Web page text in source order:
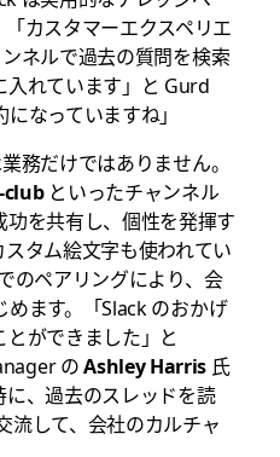
カスタマーエクスペリエ
ネルで過去の質問を検索
入れています」と Gurd
なっていますね」
務だけではありません。
clubといったチャンネル
を共有し、個性を発揮す
タム絵文字も使われてい
のペアリングにより、会
ます。「Slack のおかげ
ができました」と
のAshley Harris 氏
、過去のスレッドを読
流して、会社のカルチャ